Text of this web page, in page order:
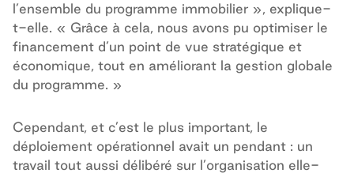
l’ensemble du programme immobilier », explique-
t-elle. « Grâce à cela, nous avons pu optimiser le
financement d’un point de vue stratégique et
économique, tout en améliorant la gestion globale
du programme. »
Cependant, et c’est le plus important, le
déploiement opérationnel avait un pendant : un
travail tout aussi délibéré sur l’organisation elle-